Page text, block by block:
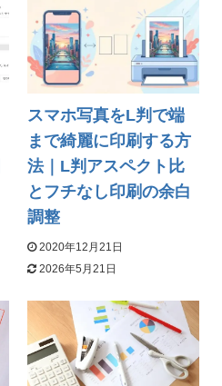
スマホ写真をL判で端
まで綺麗に印刷する方
法｜L判アスペクト比
とフチなし印刷の余白
調整
2020年12月21日
2026年5月21日